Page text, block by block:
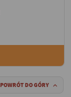
POWRÓT DO GÓRY 